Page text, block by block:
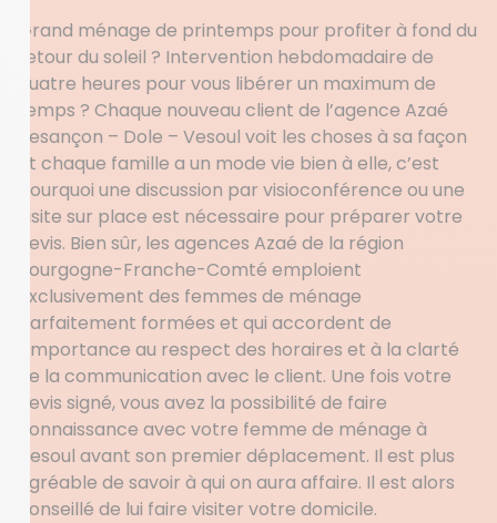
Grand ménage de printemps pour profiter à fond du
retour du soleil ? Intervention hebdomadaire de
quatre heures pour vous libérer un maximum de
temps ? Chaque nouveau client de l’agence Azaé
Besançon – Dole – Vesoul voit les choses à sa façon
et chaque famille a un mode vie bien à elle, c’est
pourquoi une discussion par visioconférence ou une
visite sur place est nécessaire pour préparer votre
devis. Bien sûr, les agences Azaé de la région
Bourgogne-Franche-Comté emploient
exclusivement des femmes de ménage
parfaitement formées et qui accordent de
l’importance au respect des horaires et à la clarté
de la communication avec le client. Une fois votre
devis signé, vous avez la possibilité de faire
connaissance avec votre femme de ménage à
Vesoul avant son premier déplacement. Il est plus
agréable de savoir à qui on aura affaire. Il est alors
conseillé de lui faire visiter votre domicile.